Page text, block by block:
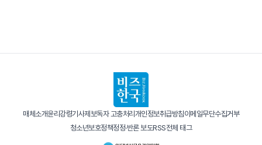
매체소개윤리강령기사제보독자 고충처리개인정보취급방침이메일무단수집거부
청소년보호정책정정·반론 보도RSS전체 태그